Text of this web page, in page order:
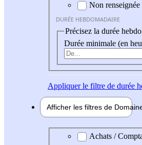
Non renseignée
DURÉE HEBDOMADAIRE
Précisez la durée
Durée minimale (en
Appliquerle filtre de durée
Afficher les filtres de
Domaine professionel
Achats /